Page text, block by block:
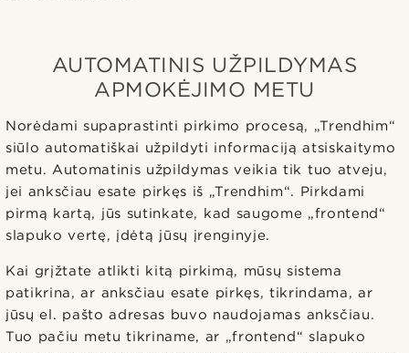
AUTOMATINIS UŽPILDYMAS
APMOKĖJIMO METU
Norėdami supaprastinti pirkimo procesą, „Trendhim“
siūlo automatiškai užpildyti informaciją atsiskaitymo
metu. Automatinis užpildymas veikia tik tuo atveju,
jei anksčiau esate pirkęs iš „Trendhim“. Pirkdami
pirmą kartą, jūs sutinkate, kad saugome „frontend“
slapuko vertę, įdėtą jūsų įrenginyje.
Kai grįžtate atlikti kitą pirkimą, mūsų sistema
patikrina, ar anksčiau esate pirkęs, tikrindama, ar
jūsų el. pašto adresas buvo naudojamas anksčiau.
Tuo pačiu metu tikriname, ar „frontend“ slapuko